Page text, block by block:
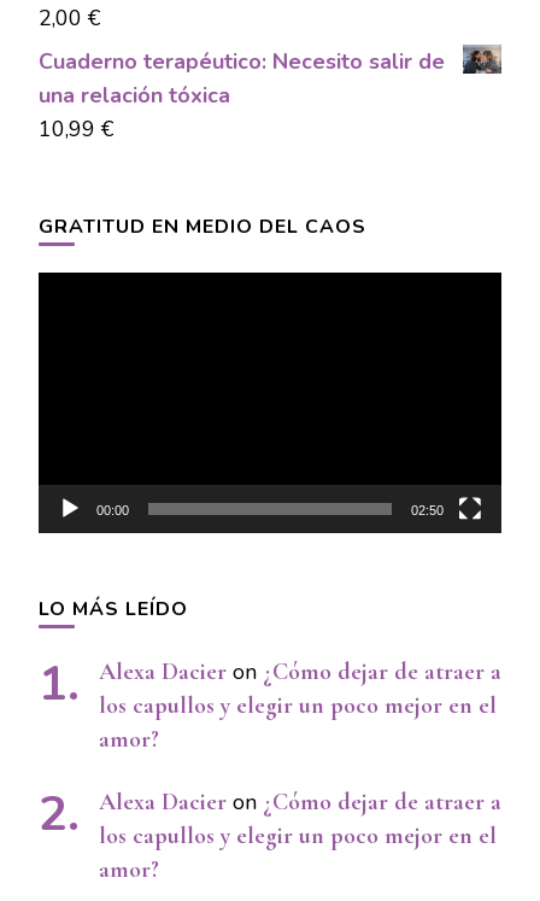
2,00 €
Cuaderno terapéutico: Necesito salir de
una relación tóxica
10,99 €
GRATITUD EN MEDIO DEL CAOS
00:00 02:50
LO MÁS LEÍDO
Alexa Dacier on ¿Cómo dejar de atraer a
los capullos y elegir un poco mejor en el
amor?
Alexa Dacier on ¿Cómo dejar de atraer a
los capullos y elegir un poco mejor en el
amor?